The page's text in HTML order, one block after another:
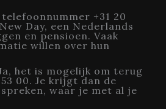
+31 20
Day, een Nederlands
en pensioen. Vaak
willen over hun
het is mogelijk om terug
00. Je krijgt dan de
waar je met al je